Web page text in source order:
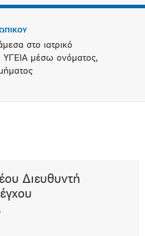
στο ιατρικό
ΥΓΕΙΑ μέσω ονόματος,
Διευθυντή